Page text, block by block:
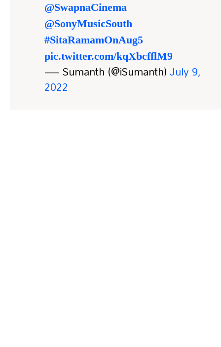
@SwapnaCinema
@SonyMusicSouth
#SitaRamamOnAug5
pic.twitter.com/kqXbcfflM9
— Sumanth (@iSumanth)July 9,
2022